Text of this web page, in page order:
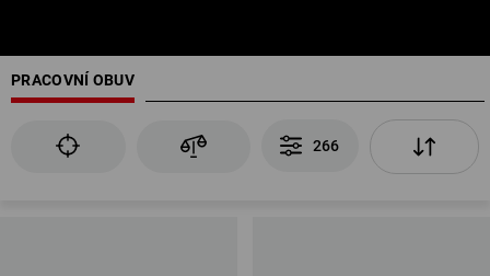
PRACOVNÍ OBUV
266